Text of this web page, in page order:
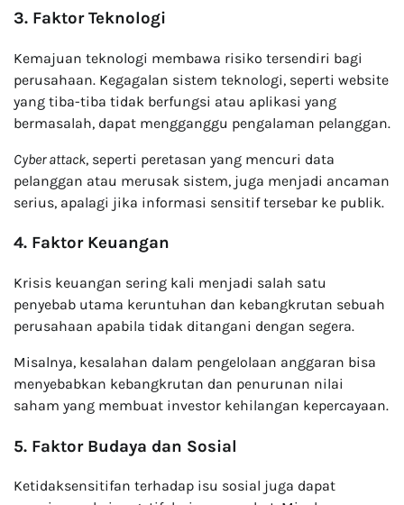
3. Faktor Teknologi
Kemajuan teknologi membawa risiko tersendiri bagi
perusahaan. Kegagalan sistem teknologi, seperti website
yang tiba-tiba tidak berfungsi atau aplikasi yang
bermasalah, dapat mengganggu pengalaman pelanggan.
Cyber attack, seperti peretasan yang mencuri data
pelanggan atau merusak sistem, juga menjadi ancaman
serius, apalagi jika informasi sensitif tersebar ke publik.
4. Faktor Keuangan
Krisis keuangan sering kali menjadi salah satu
penyebab utama keruntuhan dan kebangkrutan sebuah
perusahaan apabila tidak ditangani dengan segera.
Misalnya, kesalahan dalam pengelolaan anggaran bisa
menyebabkan kebangkrutan dan penurunan nilai
saham yang membuat investor kehilangan kepercayaan.
5. Faktor Budaya dan Sosial
Ketidaksensitifan terhadap isu sosial juga dapat